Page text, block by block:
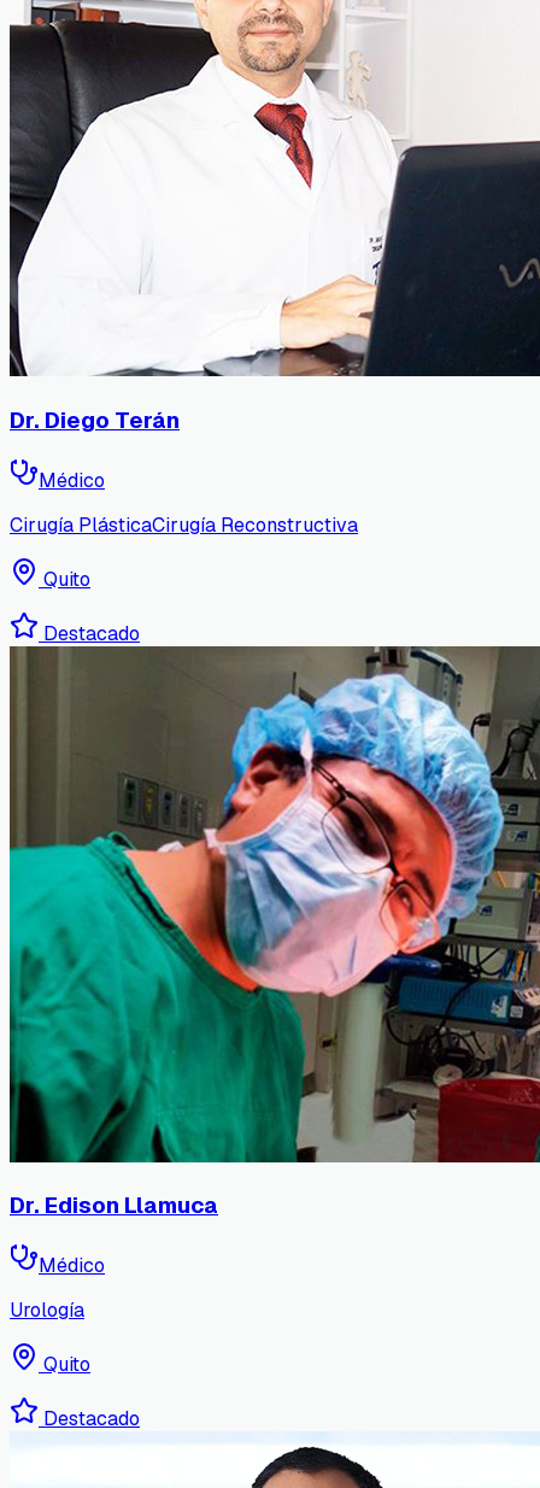
Dr. Diego Terán
Médico
Cirugía PlásticaCirugía Reconstructiva
Quito
Destacado
Dr. Edison Llamuca
Médico
Urología
Quito
Destacado